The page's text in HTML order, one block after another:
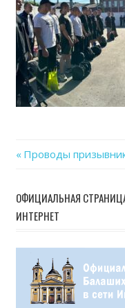
по
записям
Previous
Проводы
ОФИЦИАЛЬНАЯ
ИНТЕРНЕТ